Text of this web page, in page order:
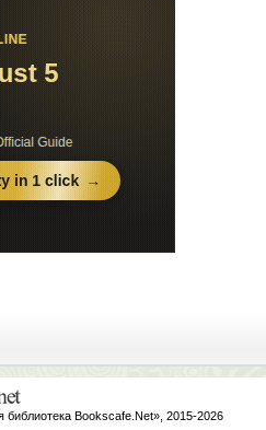
библиотека Bookscafe.Net», 2015-2026